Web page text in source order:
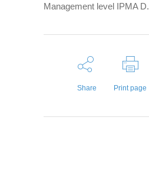
Management level IPMA D.
Share Print page